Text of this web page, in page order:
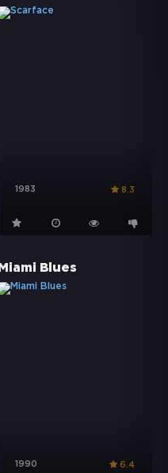
1983 8.3
Miami Blues
1990 6.4